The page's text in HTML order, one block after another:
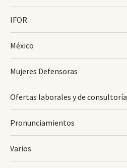
IFOR
México
Mujeres Defensoras
Ofertas laborales y de consultoría
Pronunciamientos
Varios